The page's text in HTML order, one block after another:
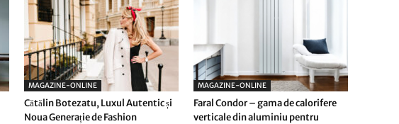
MAGAZINE-ONLINE
Cătălin Botezatu, Luxul Autentic și
Noua Generație de Fashion
MAGAZINE-ONLINE
Faral Condor – gama de calorifere
verticale din aluminiu pentru